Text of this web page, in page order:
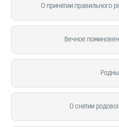
О принятии правильного
Вечное
О снятии